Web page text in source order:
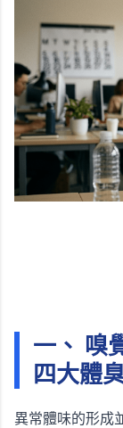
一、 嗅
四大體
異常體味的形成